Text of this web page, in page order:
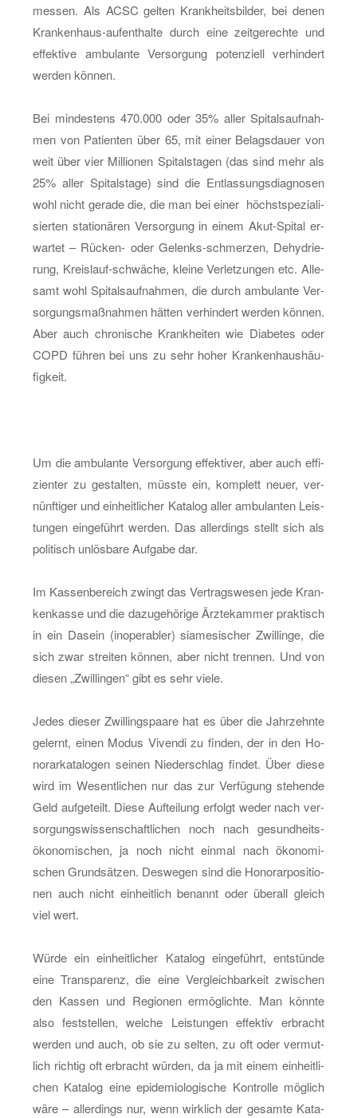
mes­sen. Als ACSC gel­ten Krank­heits­bil­der, bei denen
Kran­ken­haus-auf­ent­hal­te durch eine zeit­ge­rech­te und
ef­fek­ti­ve am­bu­lan­te Ver­sor­gung po­ten­zi­ell ver­hin­dert
wer­den kön­nen.
Bei min­des­tens 470.000 oder 35% aller Spi­tals­auf­nah­
men von Pa­ti­en­ten über 65, mit einer Be­lags­dau­er von
weit über vier Mil­lio­nen Spi­tals­ta­gen (das sind mehr als
25% aller Spi­tals­ta­ge) sind die Ent­las­sungs­dia­gno­sen
wohl nicht ge­ra­de die, die man bei einer höchst­spe­zia­li­
sier­ten sta­tio­nä­ren Ver­sor­gung in einem Akut-Spi­tal er­
war­tet – Rü­cken- oder Ge­lenks-schmer­zen, De­hy­drie­
rung, Kreis­lauf-schwä­che, klei­ne Ver­let­zun­gen etc. Al­le­
samt wohl Spi­tals­auf­nah­men, die durch am­bu­lan­te Ver­
sor­gungs­maß­nah­men hät­ten ver­hin­dert wer­den kön­nen.
Aber auch chro­ni­sche Krank­hei­ten wie Dia­be­tes oder
COPD füh­ren bei uns zu sehr hoher Kran­ken­haus­häu­
fig­keit.
Um die am­bu­lan­te Ver­sor­gung ef­fek­ti­ver, aber auch ef­fi­
zi­en­ter zu ge­stal­ten, müss­te ein, kom­plett neuer, ver­
nünf­ti­ger und ein­heit­li­cher Ka­ta­log aller am­bu­lan­ten Leis­
tun­gen ein­ge­führt wer­den. Das al­ler­dings stellt sich als
po­li­tisch un­lös­ba­re Auf­ga­be dar.
Im Kas­sen­be­reich zwingt das Ver­trags­we­sen jede Kran­
ken­kas­se und die da­zu­ge­hö­ri­ge Ärz­te­kam­mer prak­tisch
in ein Da­sein (in­ope­ra­bler) sia­me­si­scher Zwil­lin­ge, die
sich zwar strei­ten kön­nen, aber nicht tren­nen. Und von
die­sen „Zwil­lin­gen“ gibt es sehr viele.
Jedes die­ser Zwil­lings­paa­re hat es über die Jahr­zehn­te
ge­lernt, einen Modus Vi­ven­di zu fin­den, der in den Ho­
no­rar­ka­ta­lo­gen sei­nen Nie­der­schlag fin­det. Über diese
wird im We­sent­li­chen nur das zur Ver­fü­gung ste­hen­de
Geld auf­ge­teilt. Diese Auf­tei­lung er­folgt weder nach ver­
sor­gungs­wis­sen­schaft­li­chen noch nach ge­sund­heits­
öko­no­mi­schen, ja noch nicht ein­mal nach öko­no­mi­
schen Grund­sät­zen. Des­we­gen sind die Ho­no­rar­po­si­tio­
nen auch nicht ein­heit­lich be­nannt oder über­all gleich
viel wert.
Würde ein ein­heit­li­cher Ka­ta­log ein­ge­führt, ent­stün­de
eine Trans­pa­renz, die eine Ver­gleich­bar­keit zwi­schen
den Kas­sen und Re­gio­nen er­mög­lich­te. Man könn­te
also fest­stel­len, wel­che Leis­tun­gen ef­fek­tiv er­bracht
wer­den und auch, ob sie zu sel­ten, zu oft oder ver­mut­
lich rich­tig oft er­bracht wür­den, da ja mit einem ein­heit­li­
chen Ka­ta­log eine epi­de­mio­lo­gi­sche Kon­trol­le mög­lich
wäre – al­ler­dings nur, wenn wirk­lich der ge­sam­te Ka­ta­